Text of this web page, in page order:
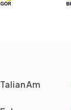
Talian Am